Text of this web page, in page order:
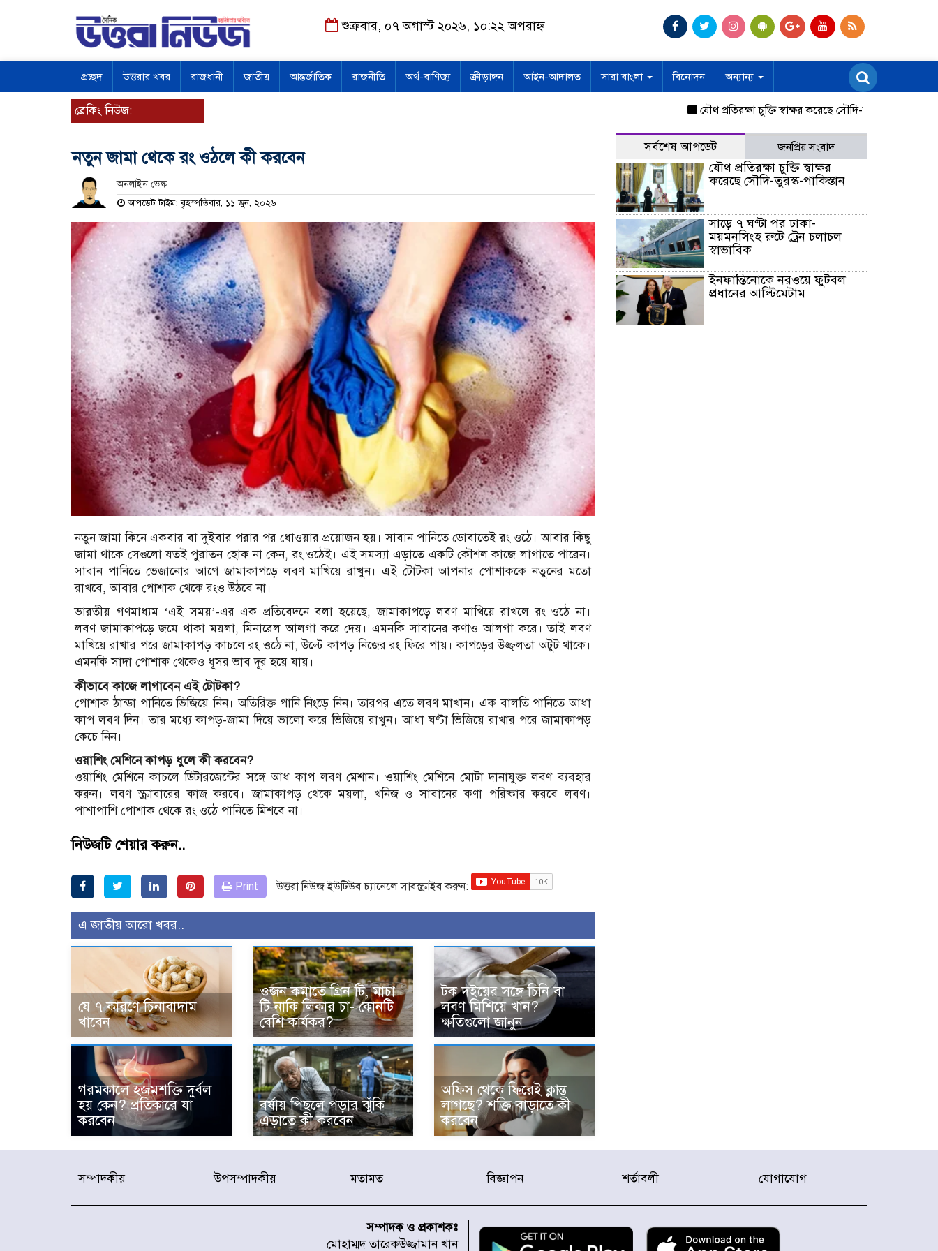
শুক্রবার, ০৭ অগাস্ট ২০২৬, ১০:২২ অপরাহ্ন
প্রচ্ছদ উত্তরার খবর রাজধানী জাতীয় আন্তর্জাতিক রাজনীতি অর্থ-বাণিজ্য ক্রীড়াঙ্গন আইন-আদালত সারা বাংলা বিনোদন অন্যান্য
ব্রেকিং নিউজ: যৌথ প্রতিরক্ষা চুক্তি স্বাক্ষর করেছে সৌদি-তুরস্ক-পাকিস্তান
নতুন জামা থেকে রং ওঠলে কী করবেন
অনলাইন ডেস্ক
আপডেট টাইম: বৃহস্পতিবার, ১১ জুন, ২০২৬
নতুন জামা কিনে একবার বা দুইবার পরার পর ধোওয়ার প্রয়োজন হয়। সাবান পানিতে ডোবাতেই রং ওঠে। আবার কিছু
জামা থাকে সেগুলো যতই পুরাতন হোক না কেন, রং ওঠেই। এই সমস্যা এড়াতে একটি কৌশল কাজে লাগাতে পারেন।
সাবান পানিতে ভেজানোর আগে জামাকাপড়ে লবণ মাখিয়ে রাখুন। এই টোটকা আপনার পোশাককে নতুনের মতো
রাখবে, আবার পোশাক থেকে রংও উঠবে না।
ভারতীয় গণমাধ্যম ‘এই সময়’-এর এক প্রতিবেদনে বলা হয়েছে, জামাকাপড়ে লবণ মাখিয়ে রাখলে রং ওঠে না।
লবণ জামাকাপড়ে জমে থাকা ময়লা, মিনারেল আলগা করে দেয়। এমনকি সাবানের কণাও আলগা করে। তাই লবণ
মাখিয়ে রাখার পরে জামাকাপড় কাচলে রং ওঠে না, উল্টে কাপড় নিজের রং ফিরে পায়। কাপড়ের উজ্জ্বলতা অটুট থাকে।
এমনকি সাদা পোশাক থেকেও ধূসর ভাব দূর হয়ে যায়।
কীভাবে কাজে লাগাবেন এই টোটকা?
পোশাক ঠান্ডা পানিতে ভিজিয়ে নিন। অতিরিক্ত পানি নিংড়ে নিন। তারপর এতে লবণ মাখান। এক বালতি পানিতে আধা
কাপ লবণ দিন। তার মধ্যে কাপড়-জামা দিয়ে ভালো করে ভিজিয়ে রাখুন। আধা ঘণ্টা ভিজিয়ে রাখার পরে জামাকাপড়
কেচে নিন।
ওয়াশিং মেশিনে কাপড় ধুলে কী করবেন?
ওয়াশিং মেশিনে কাচলে ডিটারজেন্টের সঙ্গে আধ কাপ লবণ মেশান। ওয়াশিং মেশিনে মোটা দানাযুক্ত লবণ ব্যবহার
করুন। লবণ স্ক্রাবারের কাজ করবে। জামাকাপড় থেকে ময়লা, খনিজ ও সাবানের কণা পরিষ্কার করবে লবণ।
পাশাপাশি পোশাক থেকে রং ওঠে পানিতে মিশবে না।
নিউজটি শেয়ার করুন..
Print উত্তরা নিউজ ইউটিউব চ্যানেলে সাবস্ক্রাইব করুন:
এ জাতীয় আরো খবর..
যে ৭ কারণে চিনাবাদাম
খাবেন
ওজন কমাতে গ্রিন টি, মাচা
টি নাকি লিকার চা- কোনটি
বেশি কার্যকর?
টক দইয়ের সঙ্গে চিনি বা
লবণ মিশিয়ে খান?
ক্ষতিগুলো জানুন
গরমকালে হজমশক্তি দুর্বল
হয় কেন? প্রতিকারে যা
করবেন
বর্ষায় পিছলে পড়ার ঝুঁকি
এড়াতে কী করবেন
অফিস থেকে ফিরেই ক্লান্ত
লাগছে? শক্তি বাড়াতে কী
করবেন
সর্বশেষ আপডেট জনপ্রিয় সংবাদ
যৌথ প্রতিরক্ষা চুক্তি স্বাক্ষর
করেছে সৌদি-তুরস্ক-পাকিস্তান
সাড়ে ৭ ঘণ্টা পর ঢাকা-
ময়মনসিংহ রুটে ট্রেন চলাচল
স্বাভাবিক
ইনফান্তিনোকে নরওয়ে ফুটবল
প্রধানের আল্টিমেটাম
সম্পাদকীয় উপসম্পাদকীয় মতামত বিজ্ঞাপন শর্তাবলী যোগাযোগ
সম্পাদক ও প্রকাশকঃ
মোহাম্মদ তারেকউজ্জামান খান